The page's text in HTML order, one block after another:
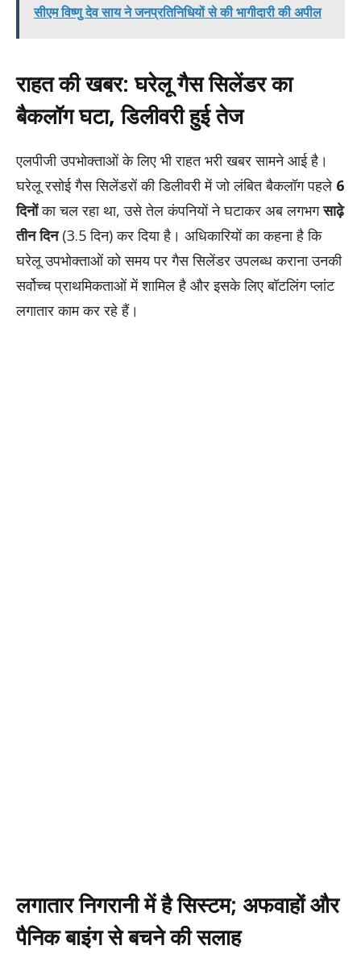
सीएम विष्णु देव साय ने जनप्रतिनिधियों से की भागीदारी की अपील
राहत की खबर: घरेलू गैस सिलेंडर का
बैकलॉग घटा, डिलीवरी हुई तेज
एलपीजी उपभोक्ताओं के लिए भी राहत भरी खबर सामने आई है।
घरेलू रसोई गैस सिलेंडरों की डिलीवरी में जो लंबित बैकलॉग पहले 6
दिनोंका चल रहा था, उसे तेल कंपनियों ने घटाकर अब लगभगसाढ़े
तीन दिन(3.5 दिन) कर दिया है। अधिकारियों का कहना है कि
घरेलू उपभोक्ताओं को समय पर गैस सिलेंडर उपलब्ध कराना उनकी
सर्वोच्च प्राथमिकताओं में शामिल है और इसके लिए बॉटलिंग प्लांट
लगातार काम कर रहे हैं।
लगातार निगरानी में है सिस्टम; अफवाहों और
पैनिक बाइंग से बचने की सलाह